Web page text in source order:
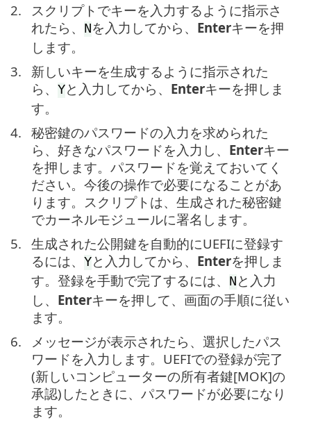
2.
スクリプトでキーを入力するように指示さ
れたら、
Nを入力してから、 Enterキーを押
します。
3.
新しいキーを生成するように指示された
ら、 Yと入力してから、 Enterキーを押しま
す。
4. 秘密鍵のパスワードの入力を求められた
ら、好きなパスワードを入力し、 Enterキー
を押します。パスワードを覚えておいてく
ださい。今後の操作で必要になることがあ
ります。スクリプトは、生成された秘密鍵
でカーネルモジュールに署名します。
5. 生成された公開鍵を自動的にUEFIに登録す
るには、 Yと入力してから、 Enterを押しま
す。登録を手動で完了するには、
Nと入力
し、 Enterキーを押して、画面の手順に従い
ます。
6.
メッセージが表示されたら、選択したパス
ワードを入力します。UEFIでの登録が完了
(新しいコンピューターの所有者鍵[MOK]の
承認)したときに、パスワードが必要になり
ます。